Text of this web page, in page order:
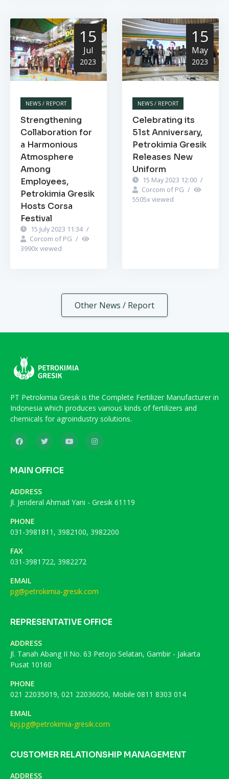
15
Jul
2023
NEWS / REPORT
Strengthening
Collaboration for
a Harmonious
Atmosphere
Among
Employees,
Petrokimia Gresik
Hosts Corsa
Festival
15 July 2023 11:34 /
Corcom of PG /
3990x viewed
15
May
2023
NEWS / REPORT
Celebrating its
51st Anniversary,
Petrokimia Gresik
Releases New
Uniform
15 May 2023 12:00 /
Corcom of PG /
5505x viewed
Other News / Report
PT Petrokimia Gresik is the Complete Fertilizer Manufacturer in
Indonesia which produces various kinds of fertilizers and
chemicals for agroindustry solutions.
MAIN OFFICE
ADDRESS
Jl. Jenderal Ahmad Yani - Gresik 61119
PHONE
031-3981811, 3982100, 3982200
FAX
031-3981722, 3982272
EMAIL
pg@petrokimia-gresik.com
REPRESENTATIVE OFFICE
ADDRESS
Jl. Tanah Abang II No. 63 Petojo Selatan, Gambir - Jakarta
Pusat 10160
PHONE
021 22035019, 021 22036050, Mobile 0811 8303 014
EMAIL
kpj.pg@petrokimia-gresik.com
CUSTOMER RELATIONSHIP MANAGEMENT
ADDRESS